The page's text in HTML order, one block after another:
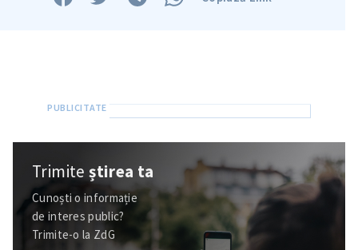
Trimiteștirea ta
Cunoști o informație
de interes public?
Trimite-o la ZdG